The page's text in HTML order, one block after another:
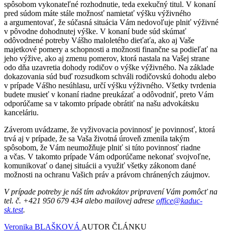
spôsobom vykonateľné rozhodnutie, teda exekučný titul. V konaní
pred súdom máte stále možnosť namietať výšku výživného
a argumentovať, že súčasná situácia Vám nedovoľuje plniť výživné
v pôvodne dohodnutej výške. V konaní bude súd skúmať
odôvodnené potreby Vášho maloletého dieťaťa, ako aj Vaše
majetkové pomery a schopnosti a možnosti finančne sa podieľať na
jeho výžive, ako aj zmenu pomerov, ktorá nastala na Vašej strane
odo dňa uzavretia dohody rodičov o výške výživného. Na základe
dokazovania súd buď rozsudkom schváli rodičovskú dohodu alebo
v prípade Vášho nesúhlasu, určí výšku výživného. Všetky tvrdenia
budete musieť v konaní riadne preukázať a odôvodniť, preto Vám
odporúčame sa v takomto prípade obrátiť na našu advokátsku
kanceláriu.
Záverom uvádzame, že vyživovacia povinnosť je povinnosť, ktorá
trvá aj v prípade, že sa Vaša životná úroveň zmenila takým
spôsobom, že Vám neumožňuje plniť si túto povinnosť riadne
a včas. V takomto prípade Vám odporúčame nekonať svojvoľne,
komunikovať o danej situácii a využiť všetky zákonom dané
možnosti na ochranu Vašich práv a právom chránených záujmov.
V prípade potreby je náš tím advokátov pripravení Vám pomôcť na
tel. č. +421 950 679 434 alebo mailovej adrese office@kaduc-
sk.test.
Veronika BLAŠKOVÁ AUTOR ČLÁNKU